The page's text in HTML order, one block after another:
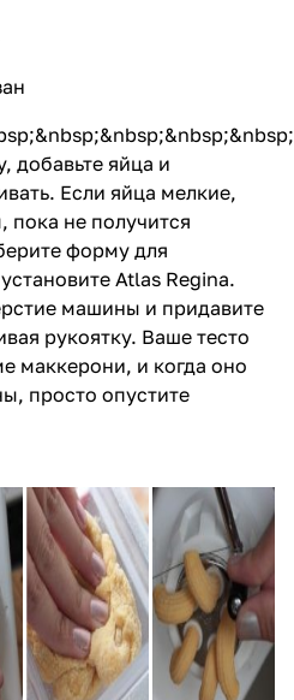
добавьте яйца и
Если яйца мелкие,
пока не получится
форму для
Atlas Regina.
машины и придавите
рукоятку. Ваше тесто
маккерони, и когда оно
просто опустите